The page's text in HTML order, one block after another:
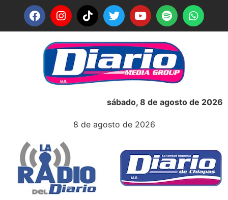
sábado, 8 de agosto de 2026
8 de agosto de 2026